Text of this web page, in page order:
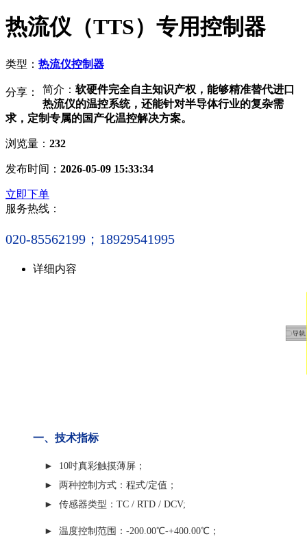
热流仪（TTS）专用控制器
类型： 热流仪控制器
分享： 简介： 软硬件完全自主知识产权，能够精准替代进口
热流仪的温控系统，还能针对半导体行业的复杂需
求，定制专属的国产化温控解决方案。
浏览量： 232
发布时间： 2026-05-09 15:33:34
立即下单
服务热线：
020-85562199；18929541995
详细内容
一、技术指标
► 10吋真彩触摸薄屏；
► 两种控制方式：程式/定值；
► 传感器类型：TC / RTD / DCV;
► 温度控制范围：-200.00℃-+400.00℃；